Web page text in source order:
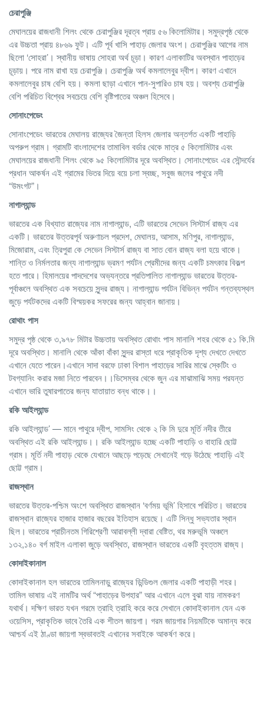
চেরাপুঞ্জি
মেঘালয়ের রাজধানী শিলং থেকে চেরাপুঞ্জির দূরত্ব প্রায় ৫৬ কিলোমিটার। সমুদ্রপৃষ্ঠ থেকে
এর উচ্চতা প্রায় ৪৮৬৯ ফুট। এটি পূর্ব খাসি পাহাড় জেলার অংশ। চেরাপুঞ্জির আগের নাম
ছিলো ‘সোহরা’। স্থানীয় ভাষায় সোহরা অর্থ চূড়া। কারণ এলাকাটির অবস্থান পাহাড়ের
চূড়ায়। পরে নাম রাখা হয় চেরাপুঞ্জি। চেরাপুঞ্জি অর্থ কমলালেবুর দ্বীপ। কারণ এখানে
কমলালেবুর চাষ বেশি হয়। কমলা ছাড়া এখানে পান-সুপারিও চাষ হয়। অবশ্য চেরাপুঞ্জি
বেশি পরিচিত বিশ্বের সবচেয়ে বেশি বৃষ্টিপাতের অঞ্চল হিসেবে।
সোনাংপেডেং
সোনাংপেডেং ভারতের মেঘালয় রাজ্যের জৈন্তা হিলস জেলার অন্তর্গত একটি পাহাড়ি
অপরুপ গ্রাম। গ্রামটি বাংলাদেশের তামাবিল বর্ডার থেকে মাত্র ৫ কিলোমিটার এবং
মেঘালয়ের রাজধানী শিলং থেকে ৯৫ কিলোমিটার দূরে অবস্থিত। সোনাংপেডেং এর সৌন্দর্যের
প্রধান আকর্ষন এই গ্রামের ভিতর দিয়ে বয়ে চলা স্বচ্ছ, সবুজ জলের পাথুরে নদী
“উমংগট”।
নাগাল্যান্ড
ভারতের এক বিখ্যাত রাজ্যের নাম নাগাল্যান্ড, এটি ভারতের সেভেন সিস্টার্স রাজ্য এর
একটি। ভারতের উত্তরপূর্ব অরুণাচল প্রদেশ, মেঘালয়, আসাম, মণিপুর, নাগাল্যান্ড,
মিজোরাম, এবং ত্রিপুরা কে সেভেন সিস্টার্স রাজ্য বা সাত বোন রাজ্য বলা হয়ে থাকে।
শান্তি ও নির্মলতার জন্য নাগাল্যান্ড ভ্রমণ পর্যটন প্রেমীদের জন্য একটি চমৎকার বিকল্প
হতে পারে। হিমালয়ের পাদদেশের অভ্যন্তরে প্রতিপালিত নাগাল্যান্ড ভারতের উত্তর-
পূর্বাঞ্চলে অবস্থিত এক সবচেয়ে সুন্দর রাজ্য। নাগাল্যান্ড পর্যটন বিভিন্ন পর্যটন গন্তব্যস্থল
জুড়ে পর্যটকদের একটি বিস্ময়কর সফরের জন্য আহ্বান জানায়।
রোথাংপাস
সমুদ্র পৃষ্ঠ থেকে ৩,৯৭৮ মিটার উচ্চতায় অবস্থিত রোথাং পাস মানালি শহর থেকে ৫১ কি.মি
দূরে অবস্থিত। মানালি থেকে আঁকা বাঁকা সুন্দর রাস্তা ধরে প্রাকৃতিক দৃশ্য দেখতে দেখতে
এখানে যেতে পারেন।এখানে সাদা বরফে ঢাকা বিশাল পাহাড়ের সারির মাঝে স্কেটিং ও
টবগ্যানিং করার মজা নিতে পারবেন।।ডিসেম্বর থেকে জুন এর মাঝামাঝি সময় পরযন্ত
এখানে ভারি তুষারপাতের জন্য যাতায়াত বন্ধ থাকে।।
রকিআইল্যান্ড
রকি আইল্যান্ড’ — মানে পাথুরে দ্বীপ, সামসিং থেকে ২ কি মি দুরে মূর্তি নদীর তীরে
অবস্থিত এই রকি আইল্যান্ড।। রকি আইল্যান্ড হচ্ছে একটি পাহাড়ি ও বাহারি ছোট্ট
গ্রাম। মূর্তি নদী পাহাড় থেকে যেখানে আছড়ে পড়েছে সেখানেই গড়ে উঠেছে পাহাড়ি এই
ছোট্ট গ্রাম।
রাজস্থান
ভারতের উত্তর-পশ্চিম অংশে অবস্থিত রাজস্থান ‘বর্ণময় ভূমি’ হিসাবে পরিচিত। ভারতের
রাজস্থান রাজ্যের হাজার হাজার বছরের ইতিহাস রয়েছে। এটি সিন্ধু সভ্যতার স্থান
ছিল। ভারতের প্রাচীনতম গিরিশ্রেণী আরাবল্লী দ্বারা বেষ্টিত, থর মরুভূমি অঞ্চলে
১৩২,১৪০ বর্গ মাইল এলাকা জুড়ে অবস্থিত, রাজস্থান ভারতের একটি বৃহত্তম রাজ্য।
কোদাইকানাল
কোদাইকানাল হল ভারতের তামিলনাড়ু রাজ্যের ডিন্ডিগুল জেলার একটি পাহাড়ী শহর।
তামিল ভাষায় এই নামটির অর্থ “পাহাড়ের উপহার” আর এখানে এলে বুঝা যায় নামকরণ
যথার্থ। দক্ষিণ ভারত যখন গরমে ত্রাহি ত্রাহি করে করে সেখানে কোদাইকানাল যেন এক
ওয়েসিস, প্রাকৃতিক ভাবে তৈরি এক শীতল জায়গা। গরম জায়গার নিয়মটিকে অমান্য করে
আশ্চর্য এই ঠাণ্ডা জায়গা স্বভাবতই এখানের সবাইকে আকর্ষণ করে।